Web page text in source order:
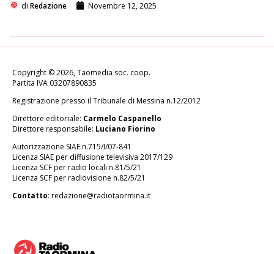
di Redazione Novembre 12, 2025
Copyright © 2026, Taomedia soc. coop.
Partita IVA 03207890835
Registrazione presso il Tribunale di Messina n.12/2012
Direttore editoriale: Carmelo Caspanello
Direttore responsabile: Luciano Fiorino
Autorizzazione SIAE n.715/I/07-841
Licenza SIAE per diffusione televisiva 2017/129
Licenza SCF per radio locali n.81/5/21
Licenza SCF per radiovisione n.82/5/21
Contatto: redazione@radiotaormina.it